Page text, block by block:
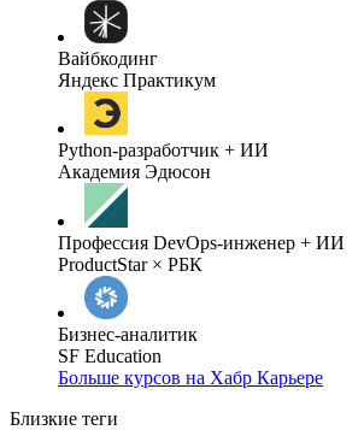
Вайбкодинг
Яндекс Практикум
Python-разработчик + ИИ
Академия Эдюсон
Профессия DevOps-инженер + ИИ
ProductStar × РБК
Бизнес-аналитик
SF Education
Больше курсов на Хабр Карьере
Близкие теги